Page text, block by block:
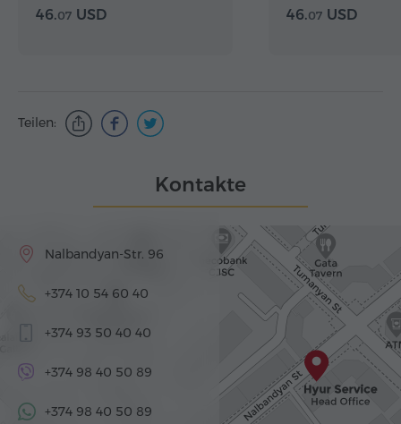
46.07 USD 46.07 USD
Teilen:
Kontakte
Nalbandyan-Str. 96
+374 10 54 60 40
+374 93 50 40 40
+374 98 40 50 89
+374 98 40 50 89